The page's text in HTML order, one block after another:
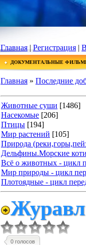
Главная|Регистрация |
ДОКУМЕНТАЛЬНЫЕ
Главная » Последние
Животные суши [1486]
Насекомые [206]
Птицы [194]
Мир растений [105]
Природа
Дельфины.Морские
Всё о животных - цикл
Мир природы - цикл
Плотоядные - цикл
0 голосов